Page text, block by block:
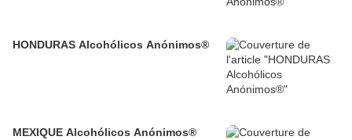
HONDURAS Alcohólicos Anónimos®
MEXIQUE Alcohólicos Anónimos®